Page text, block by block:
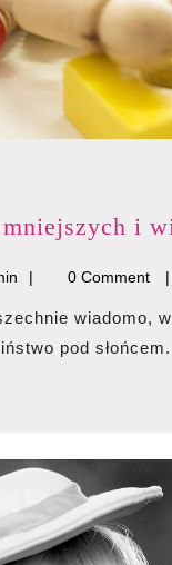
i
admin 0 Comment
pod